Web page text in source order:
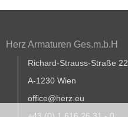
Herz Armaturen Ges.m.b.H
Richard-Strauss-Straße 22
A-1230 Wien
office@herz.eu